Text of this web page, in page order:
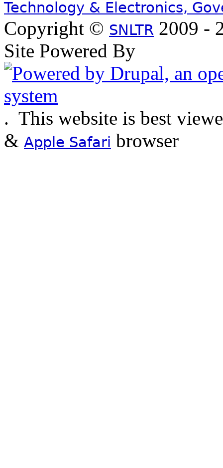
Technology & Electronics,
Copyright © SNLTR 2009 -
Site Powered By
. This website is best
& Apple Safari browser